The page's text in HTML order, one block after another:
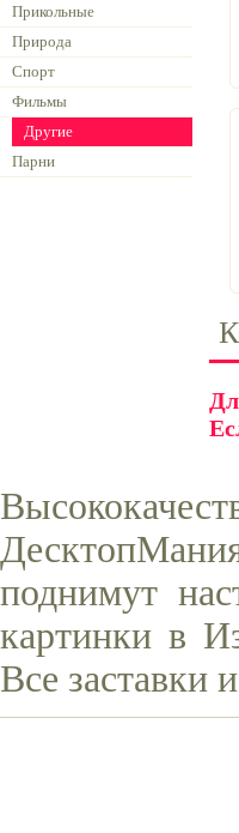
Прикольные
Природа
Спорт
Фильмы
Другие
Парни
поднимут
картинки в
Все заставки